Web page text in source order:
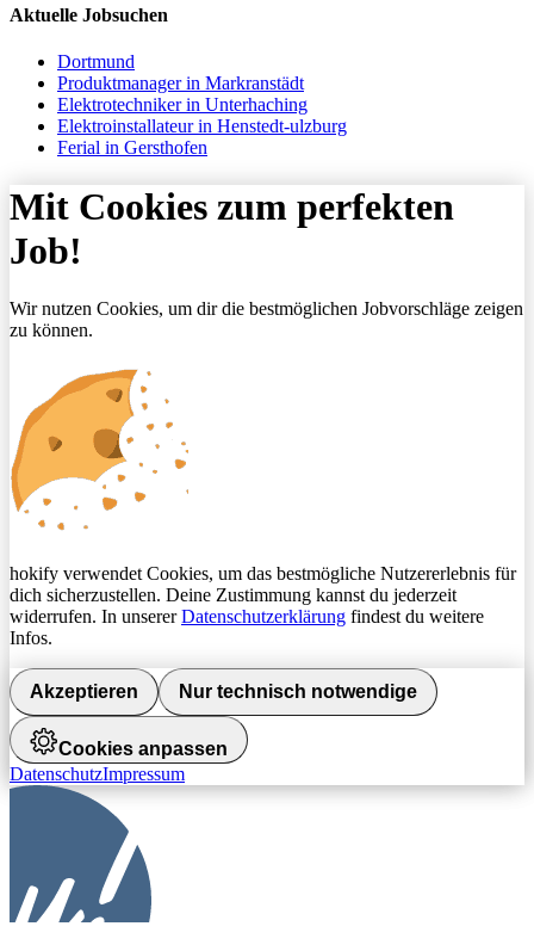
Aktuelle Jobsuchen
Dortmund
Produktmanager in Markranstädt
Elektrotechniker in Unterhaching
Elektroinstallateur in Henstedt-ulzburg
Ferial in Gersthofen
Mit Cookies zum perfekten
Job!
Wir nutzen Cookies, um dir die bestmöglichen Jobvorschläge zeigen
zu können.
hokify verwendet Cookies, um das bestmögliche Nutzererlebnis für
dich sicherzustellen. Deine Zustimmung kannst du jederzeit
widerrufen. In unsererDatenschutzerklärung findest du weitere
Infos.
Akzeptieren Nur technisch notwendige
Cookies anpassen
DatenschutzImpressum